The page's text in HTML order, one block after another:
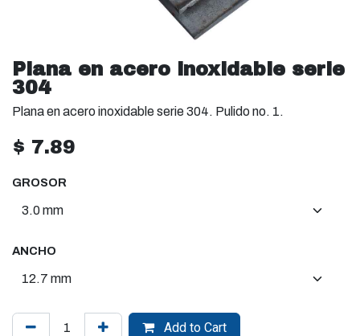
Plana en acero inoxidable serie
304
Plana en acero inoxidable serie 304. Pulido no. 1.
$ 7.89
GROSOR
ANCHO
Add to Cart